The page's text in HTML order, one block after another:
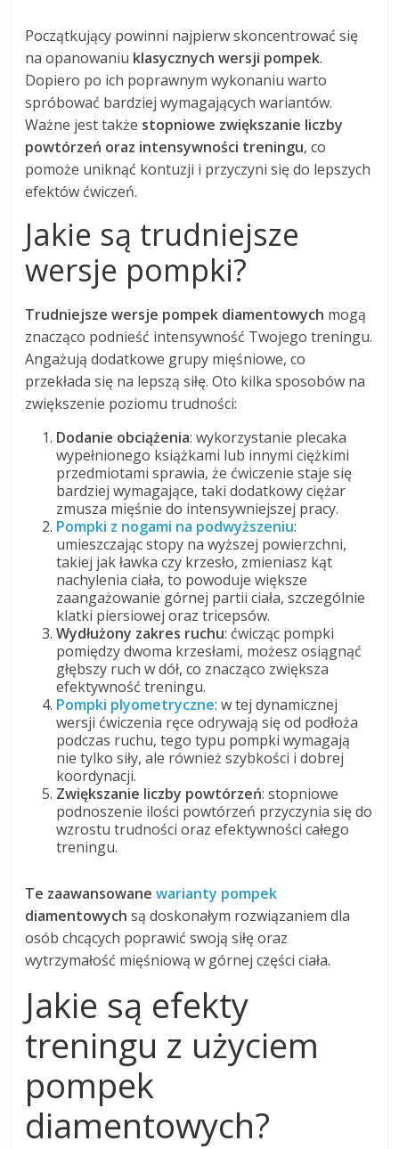
Początkujący powinni najpierw skoncentrować się
na opanowaniu klasycznych wersji pompek.
Dopiero po ich poprawnym wykonaniu warto
spróbować bardziej wymagających wariantów.
Ważne jest także stopniowe zwiększanie liczby
powtórzeń oraz intensywności treningu, co
pomoże uniknąć kontuzji i przyczyni się do lepszych
efektów ćwiczeń.
Jakie są trudniejsze
wersje pompki?
Trudniejsze wersje pompek diamentowych mogą
znacząco podnieść intensywność Twojego treningu.
Angażują dodatkowe grupy mięśniowe, co
przekłada się na lepszą siłę. Oto kilka sposobów na
zwiększenie poziomu trudności:
Dodanie obciążenia: wykorzystanie plecaka
wypełnionego książkami lub innymi ciężkimi
przedmiotami sprawia, że ćwiczenie staje się
bardziej wymagające, taki dodatkowy ciężar
zmusza mięśnie do intensywniejszej pracy.
Pompki z nogami na podwyższeniu:
umieszczając stopy na wyższej powierzchni,
takiej jak ławka czy krzesło, zmieniasz kąt
nachylenia ciała, to powoduje większe
zaangażowanie górnej partii ciała, szczególnie
klatki piersiowej oraz tricepsów.
Wydłużony zakres ruchu: ćwicząc pompki
pomiędzy dwoma krzesłami, możesz osiągnąć
głębszy ruch w dół, co znacząco zwiększa
efektywność treningu.
Pompki plyometryczne: w tej dynamicznej
wersji ćwiczenia ręce odrywają się od podłoża
podczas ruchu, tego typu pompki wymagają
nie tylko siły, ale również szybkości i dobrej
koordynacji.
Zwiększanie liczby powtórzeń: stopniowe
podnoszenie ilości powtórzeń przyczynia się do
wzrostu trudności oraz efektywności całego
treningu.
Te zaawansowanewarianty pompek
diamentowych są doskonałym rozwiązaniem dla
osób chcących poprawić swoją siłę oraz
wytrzymałość mięśniową w górnej części ciała.
Jakie są efekty
treningu z użyciem
pompek
diamentowych?